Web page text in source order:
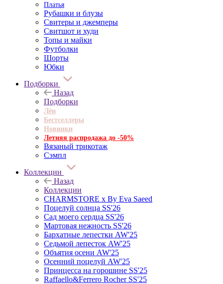
Платья
Рубашки и блузы
Свитеры и джемперы
Свитшот и худи
Топы и майки
Футболки
Шорты
Юбки
Подборки
Назад
Подборки
Лён
Бестселлеры
Новинки
Летняя распродажа до -50%
Вязаный трикотаж
Сэмпл
Коллекции
Назад
Коллекции
CHARMSTORE х By Eva Saeed
Поцелуй солнца SS'26
Сад моего сердца SS'26
Мартовая нежность SS'26
Бархатные лепестки AW'25
Седьмой лепесток AW'25
Объятия осени AW'25
Осенний поцелуй AW'25
Принцесса на горошине SS'25
Raffaello&Ferrero Rocher SS'25